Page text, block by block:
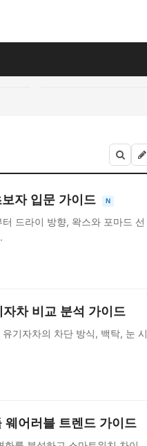
자 입문 가이드 N
드라이 방향, 왁스와 포마드 선
차 비교 분석 가이드
기자차의 차단 방식, 백탁, 눈 시
웨어러블 트렌드 가이드